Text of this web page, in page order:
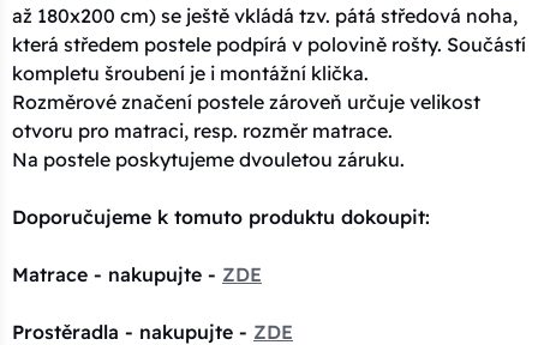
až 180x200 cm) se ještě vkládá tzv. pátá středová noha,
která středem postele podpírá v polovině rošty. Součástí
kompletu šroubení je i montážní klička.
Rozměrové značení postele zároveň určuje velikost
otvoru pro matraci, resp. rozměr matrace.
Na postele poskytujeme dvouletou záruku.
Doporučujeme k tomuto produktu dokoupit:
Matrace - nakupujte - ZDE
Prostěradla - nakupujte - ZDE